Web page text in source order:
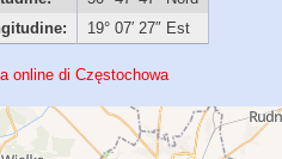
19° 07′ 27″ Est
online di Częstochowa